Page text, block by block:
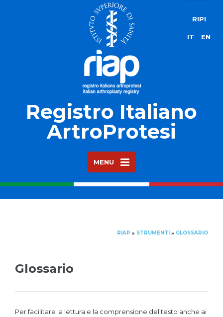
Registro Italiano
ArtroProtesi
MENU
RIPI
IT EN
RIAP » STRUMENTI » GLOSSARIO
Glossario
Per facilitare la lettura e la comprensione del testo anche ai